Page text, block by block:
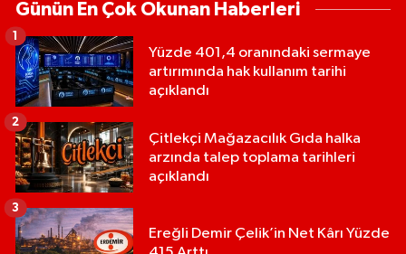
Günün En Çok Okunan Haberleri
Yüzde 401,4 oranındaki sermaye
artırımında hak kullanım tarihi
açıklandı
1
Çitlekçi Mağazacılık Gıda halka
arzında talep toplama tarihleri
açıklandı
2
Ereğli Demir Çelik’in Net Kârı Yüzde
3